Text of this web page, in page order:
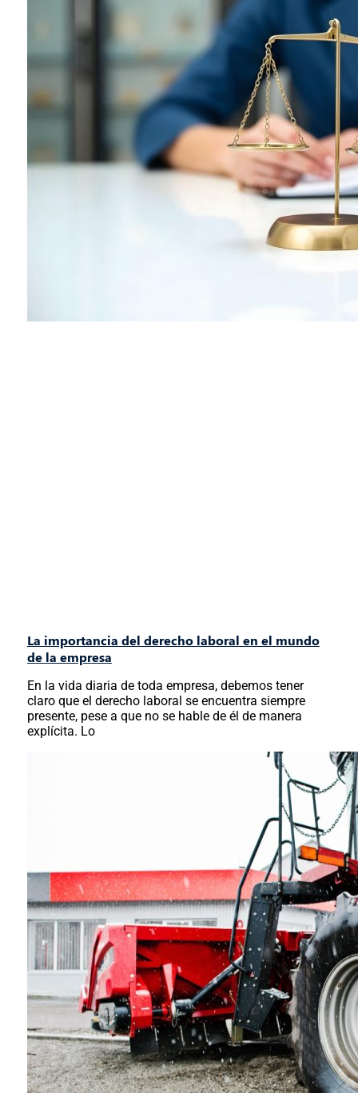
La importancia del derecho laboral en el mundo
de la empresa
En la vida diaria de toda empresa, debemos tener
claro que el derecho laboral se encuentra siempre
presente, pese a que no se hable de él de manera
explícita. Lo